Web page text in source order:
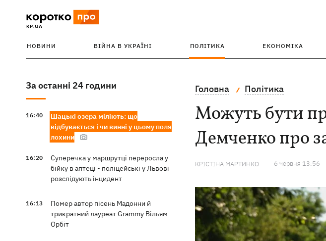
НОВИНИ ВІЙНА В УКРАЇНІ ПОЛІТИКА ЕКОНОМІКА
За останні 24 години
16:40
Шацькі озера міліють: що
відбувається і чи винні у цьому поля
лохини
16:20
Суперечка у маршрутці переросла у
бійку в аптеці - поліцейські у Львові
розслідують інцидент
16:13
Помер автор пісень Мадонни й
трикратний лауреат Grammy Вільям
Орбіт
Головна Політика
Можуть бути
Демченко про
КРІСТІНА МАРТИНКО 6 червня 13:56